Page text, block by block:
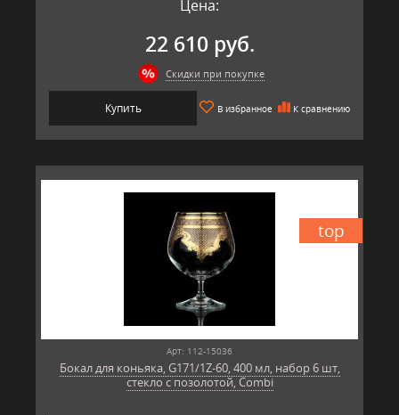
Цена:
22 610 руб.
Скидки при покупке
Купить В избранное К сравнению
top
Арт: 112-15036
Бокал для коньяка, G171/1Z-60, 400 мл, набор 6 шт,
стекло с позолотой, Combi